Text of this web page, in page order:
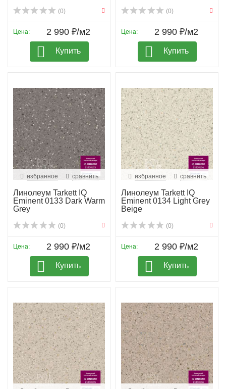
(0)
Цена: 2 990 ₽/м2
Купить
(0)
Цена: 2 990 ₽/м2
Купить
избранное сравнить
Линолеум Tarkett IQ
Eminent 0133 Dark Warm
Grey
(0)
Цена: 2 990 ₽/м2
Купить
избранное сравнить
Линолеум Tarkett IQ
Eminent 0134 Light Grey
Beige
(0)
Цена: 2 990 ₽/м2
Купить